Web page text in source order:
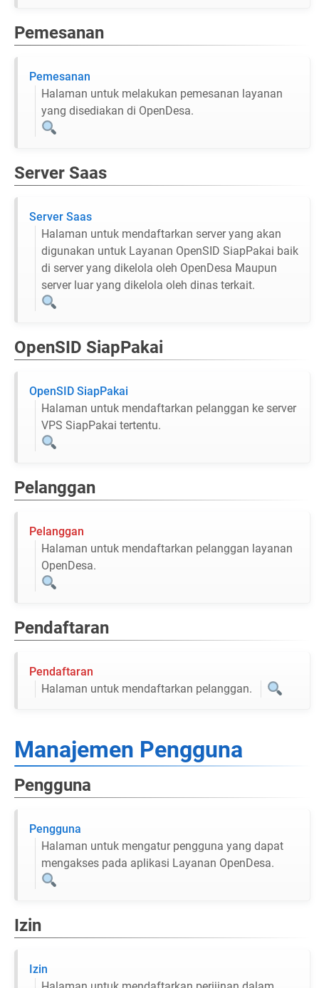
Pemesanan
Pemesanan
Halaman untuk melakukan pemesanan layanan
yang disediakan di OpenDesa.
Server Saas
Server Saas
Halaman untuk mendaftarkan server yang akan
digunakan untuk Layanan OpenSID SiapPakai baik
di server yang dikelola oleh OpenDesa Maupun
server luar yang dikelola oleh dinas terkait.
OpenSID SiapPakai
OpenSID SiapPakai
Halaman untuk mendaftarkan pelanggan ke server
VPS SiapPakai tertentu.
Pelanggan
Pelanggan
Halaman untuk mendaftarkan pelanggan layanan
OpenDesa.
Pendaftaran
Pendaftaran
Halaman untuk mendaftarkan pelanggan.
Manajemen Pengguna
Pengguna
Pengguna
Halaman untuk mengatur pengguna yang dapat
mengakses pada aplikasi Layanan OpenDesa.
Izin
Izin